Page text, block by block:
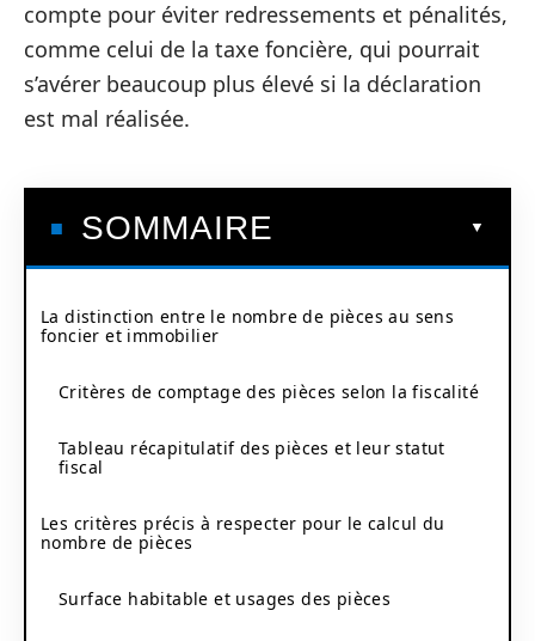
compte pour éviter redressements et pénalités,
comme celui de la taxe foncière, qui pourrait
s’avérer beaucoup plus élevé si la déclaration
est mal réalisée.
SOMMAIRE
La distinction entre le nombre de pièces au sens
foncier et immobilier
Critères de comptage des pièces selon la fiscalité
Tableau récapitulatif des pièces et leur statut
fiscal
Les critères précis à respecter pour le calcul du
nombre de pièces
Surface habitable et usages des pièces